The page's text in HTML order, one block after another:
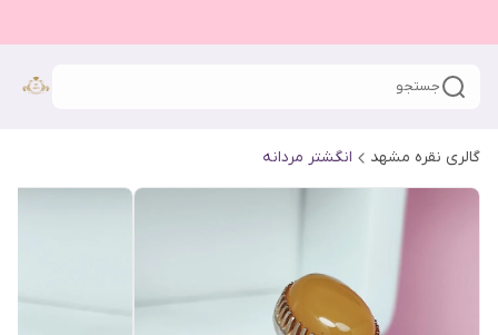
جستجو
گالری نقره مشهد انگشتر مردانه